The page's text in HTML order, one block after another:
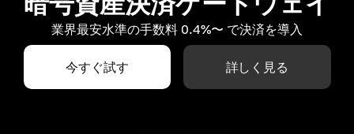
業界最安水準の手数料 0.4%〜 で決済を導入
今すぐ試す 詳しく見る